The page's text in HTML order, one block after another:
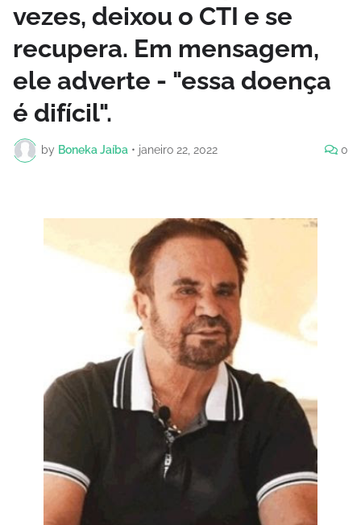
vezes, deixou o CTI e se
recupera. Em mensagem,
ele adverte - "essa doença
é difícil".
by Boneka Jaíba • janeiro 22, 2022 0